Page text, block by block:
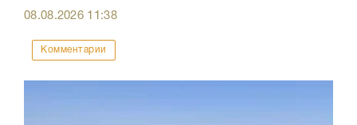
08.08.2026 11:38
Комментарии